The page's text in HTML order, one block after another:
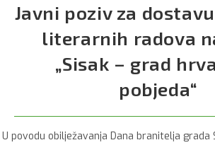
Javni poziv za
literarnih radova
„Sisak – grad
pobjeda“
U povodu obilježavanja Dana branitelja grada